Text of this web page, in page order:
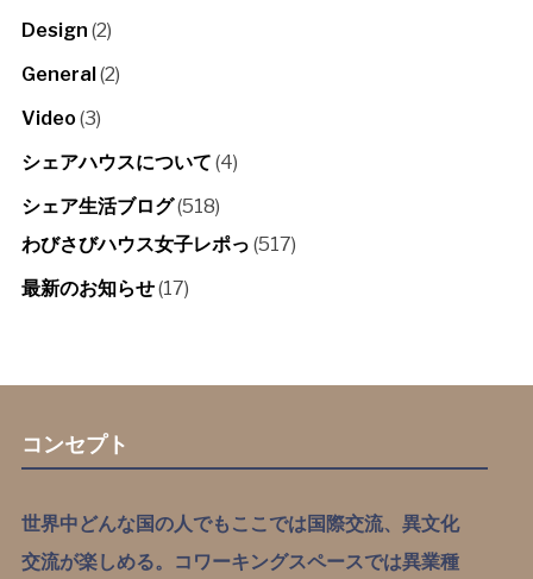
Design (2)
General(2)
Video (3)
シェアハウスについて (4)
シェア生活ブログ(518)
わびさびハウス女子レポっ (517)
最新のお知らせ(17)
コンセプト
世界中どんな国の人でもここでは国際交流、異文化
交流が楽しめる。コワーキングスペースでは異業種